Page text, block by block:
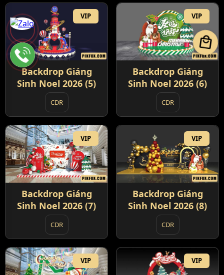
VIP
Backdrop Giáng
Sinh Noel 2026 (5)
CDR
VIP
Backdrop Giáng
Sinh Noel 2026 (6)
CDR
VIP
Backdrop Giáng
Sinh Noel 2026 (7)
CDR
VIP
Backdrop Giáng
Sinh Noel 2026 (8)
CDR
VIP VIP
local_mall